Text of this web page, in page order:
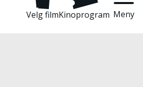
Velg filmKinoprogram Meny